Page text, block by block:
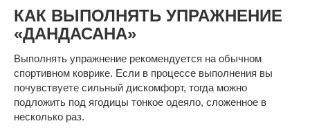
КАК ВЫПОЛНЯТЬ УПРАЖНЕНИЕ
«ДАНДАСАНА»
Выполнять упражнение рекомендуется на обычном
спортивном коврике. Если в процессе выполнения вы
почувствуете сильный дискомфорт, тогда можно
подложить под ягодицы тонкое одеяло, сложенное в
несколько раз.